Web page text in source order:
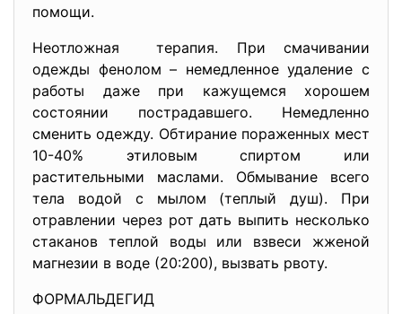
помощи.
Неотложная терапия. При смачивании
одежды фенолом – немедленное удаление с
работы даже при кажущемся хорошем
состоянии пострадавшего. Немедленно
сменить одежду. Обтирание пораженных мест
10-40% этиловым спиртом или
растительными маслами. Обмывание всего
тела водой с мылом (теплый душ). При
отравлении через рот дать выпить несколько
стаканов теплой воды или взвеси жженой
магнезии в воде (20:200), вызвать рвоту.
ФОРМАЛЬДЕГИД